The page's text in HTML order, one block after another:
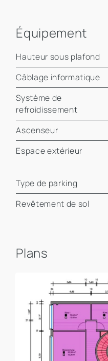
Équipement
Hauteur sous plafond
Câblage informatique
Système de
refroidissement
Ascenseur
Espace extérieur
Type de parking
Revêtement de sol
Plans